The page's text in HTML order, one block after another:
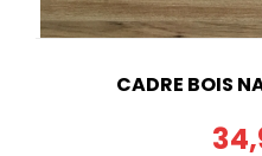
CADRE BOIS